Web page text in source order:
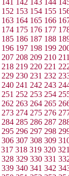
141 142 143 144
152 153 154 155
163 164 165 166
174 175 176 177
185 186 187 188
196 197 198 199
207 208 209 210
218 219 220 221
229 230 231 232
240 241 242 243
251 252 253 254
262 263 264 265
273 274 275 276
284 285 286 287
295 296 297 298
306 307 308 309
317 318 319 320
328 329 330 331
339 340 341 342